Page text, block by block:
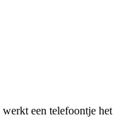
een telefoontje het